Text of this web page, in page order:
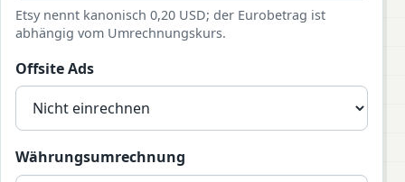
Etsy nennt kanonisch 0,20 USD; der Eurobetrag ist
abhängig vom Umrechnungskurs.
Offsite Ads
Währungsumrechnung